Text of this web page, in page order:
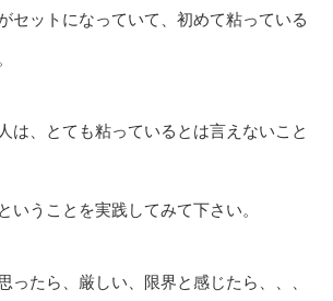
セットになっていて、初めて粘っている
は、とても粘っているとは言えないこと
いうことを実践してみて下さい。
ったら、厳しい、限界と感じたら、、、